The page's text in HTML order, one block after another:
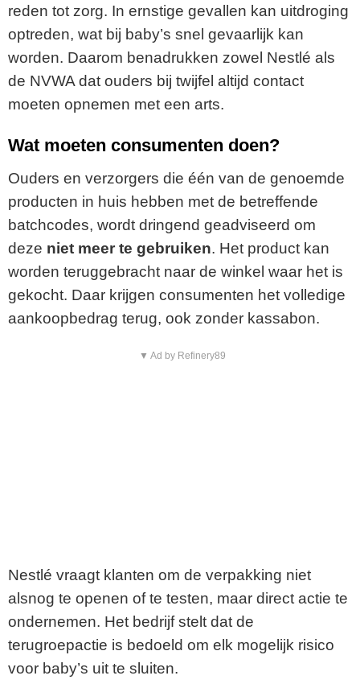
reden tot zorg. In ernstige gevallen kan uitdroging
optreden, wat bij baby’s snel gevaarlijk kan
worden. Daarom benadrukken zowel Nestlé als
de NVWA dat ouders bij twijfel altijd contact
moeten opnemen met een arts.
Wat moeten consumenten doen?
Ouders en verzorgers die één van de genoemde
producten in huis hebben met de betreffende
batchcodes, wordt dringend geadviseerd om
deze niet meer te gebruiken. Het product kan
worden teruggebracht naar de winkel waar het is
gekocht. Daar krijgen consumenten het volledige
aankoopbedrag terug, ook zonder kassabon.
▼ Ad by Refinery89
Nestlé vraagt klanten om de verpakking niet
alsnog te openen of te testen, maar direct actie te
ondernemen. Het bedrijf stelt dat de
terugroepactie is bedoeld om elk mogelijk risico
voor baby’s uit te sluiten.